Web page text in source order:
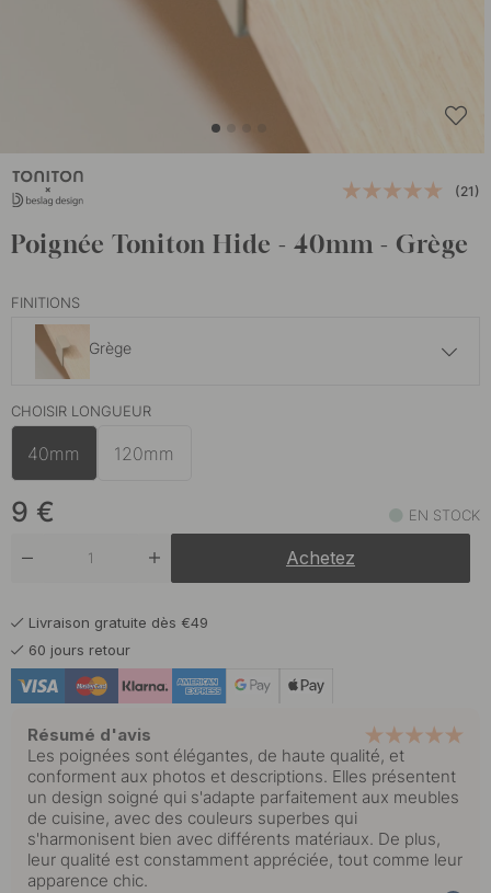
(21)
Poignée Toniton Hide - 40mm - Grège
FINITIONS
Grège
Ash Green
Deep Blue
Noir
Reddish Brown
CHOISIR LONGUEUR
40mm 120mm
9 € EN STOCK
Achetez
Livraison gratuite dès €49
60 jours retour
Résumé d'avis
Les poignées sont élégantes, de haute qualité, et
conforment aux photos et descriptions. Elles présentent
un design soigné qui s'adapte parfaitement aux meubles
de cuisine, avec des couleurs superbes qui
s'harmonisent bien avec différents matériaux. De plus,
leur qualité est constamment appréciée, tout comme leur
apparence chic.